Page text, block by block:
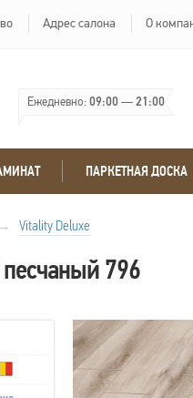
Адрес салона О
Ежедневно:09:00—21:00
ПАРКЕТНАЯ ДОСКА
→ Vitality Deluxe
796